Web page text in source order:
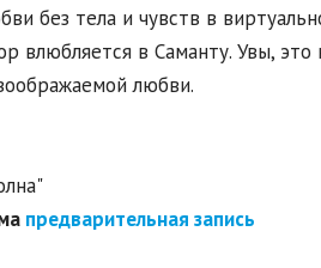
без тела и чувств в
влюбляется в Саманту. Увы,
любви.
предварительная запись